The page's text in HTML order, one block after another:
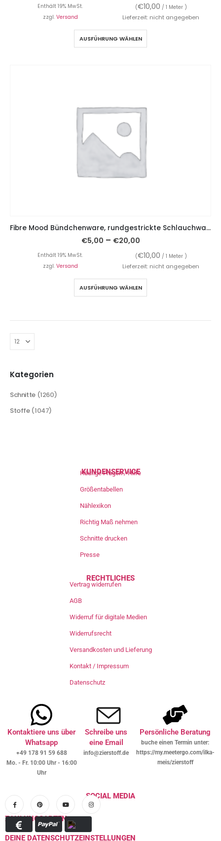
Enthält 19% MwSt. (€10,00 / 1 Meter )
zzgl. Versand Lieferzeit: nicht angegeben
AUSFÜHRUNG WÄHLEN
Fibre Mood Bündchenware, rundgestrickte Schlauchware, Gelb extrabreit
€5,00 – €20,00
Enthält 19% MwSt. (€10,00 / 1 Meter )
zzgl. Versand Lieferzeit: nicht angegeben
AUSFÜHRUNG WÄHLEN
Kategorien
Schnitte (1260)
Stoffe (1047)
KUNDENSERVICE
Häufige Fragen / Hilfe
Größentabellen
Nählexikon
Richtig Maß nehmen
Schnitte drucken
Presse
RECHTLICHES
Vertrag widerrufen
AGB
Widerruf für digitale Medien
Widerrufsrecht
Versandkosten und Lieferung
Kontakt / Impressum
Datenschutz
Kontaktiere uns über
Whatsapp
+49 178 91 59 688
Mo. - Fr. 10:00 Uhr - 16:00
Uhr
Schreibe uns
eine Email
info@zierstoff.de
Persönliche Beratung
buche einen Termin unter:
https://my.meetergo.com/ilka-
meis/zierstoff
SOCIAL MEDIA
ZAHLUNGSARTEN
DEINE DATENSCHUTZEINSTELLUNGEN